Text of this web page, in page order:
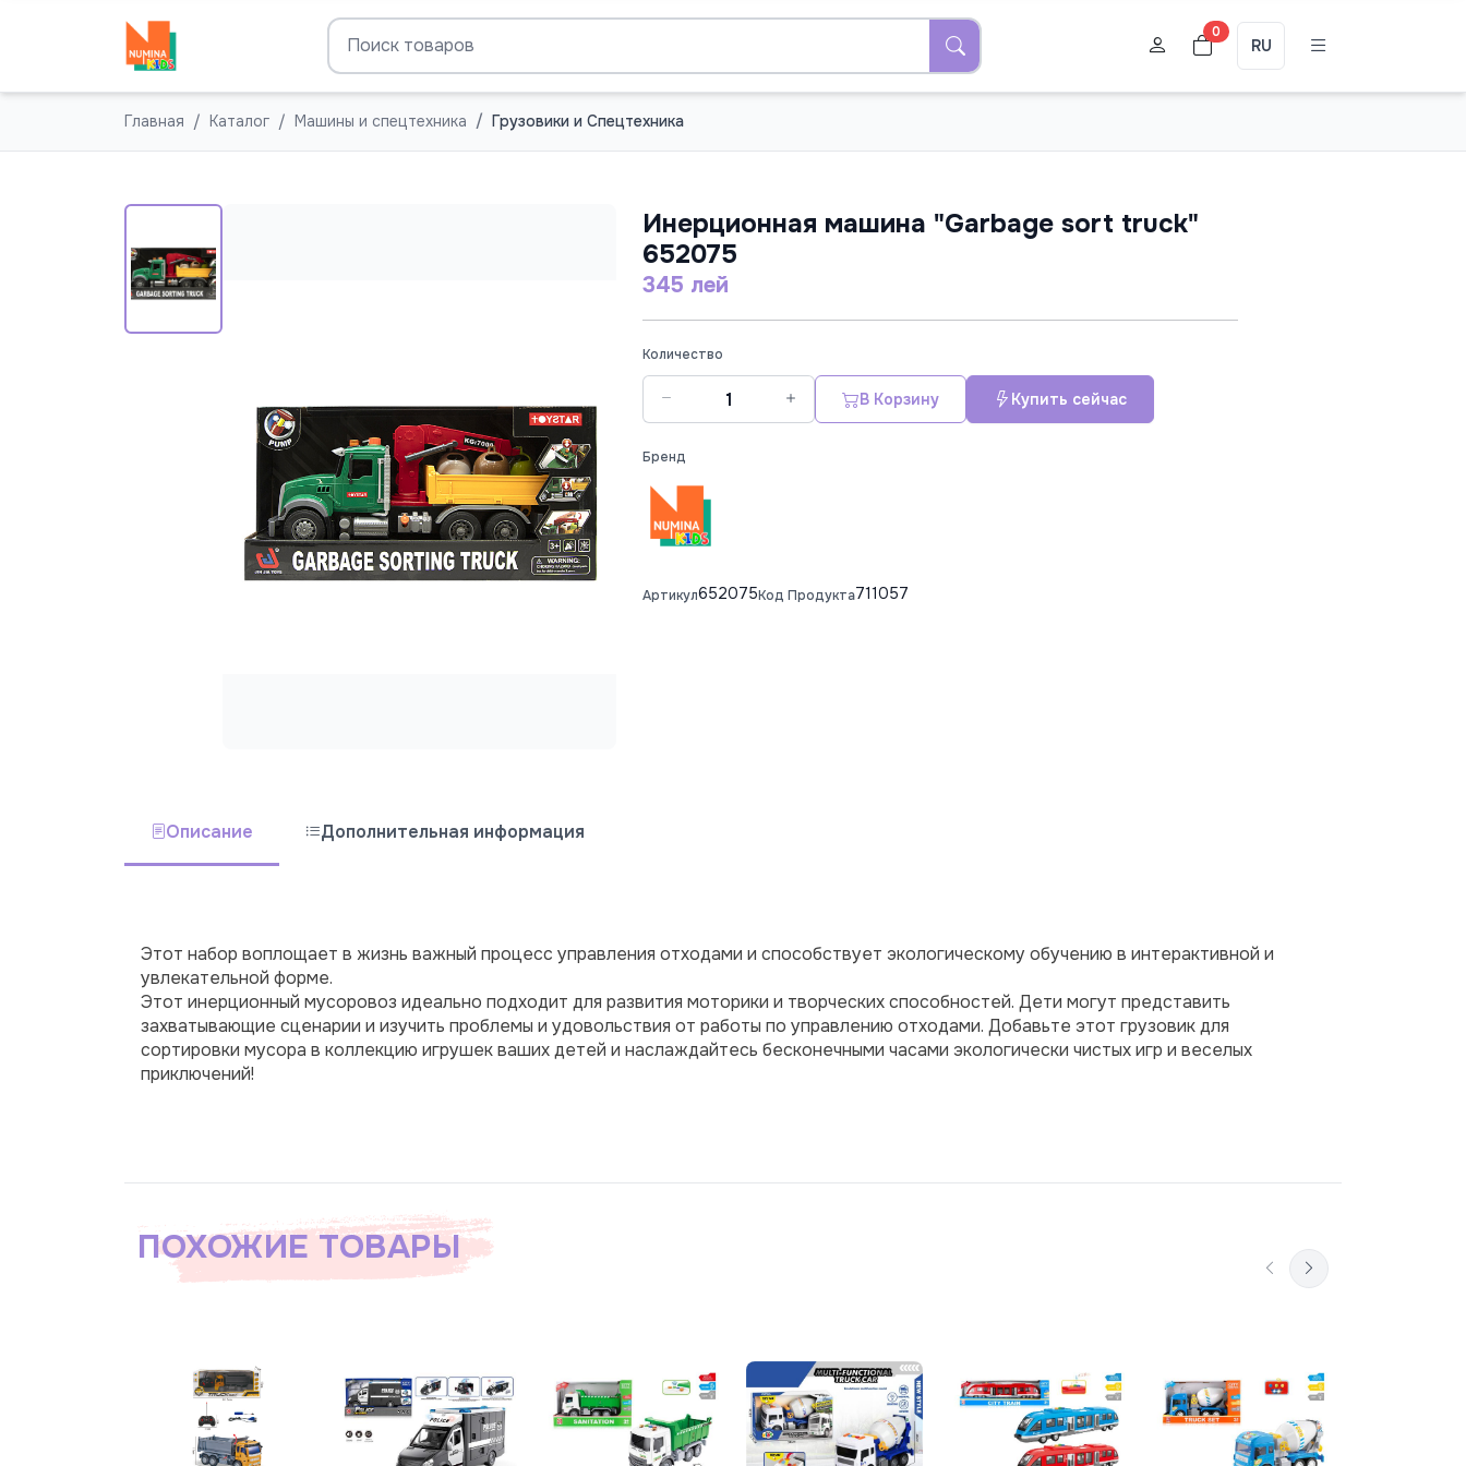
0
RU
Главная Каталог Машины и спецтехника Грузовики и Спецтехника
Инерционная машина "Garbage sort truck"
652075
345 лей
Количество
В Корзину Купить сейчас
Бренд
Артикул652075Код Продукта711057
Описание Дополнительная информация
Этот набор воплощает в жизнь важный процесс управления отходами и способствует экологическому обучению в интерактивной и
увлекательной форме.
Этот инерционный мусоровоз идеально подходит для развития моторики и творческих способностей. Дети могут представить
захватывающие сценарии и изучить проблемы и удовольствия от работы по управлению отходами. Добавьте этот грузовик для
сортировки мусора в коллекцию игрушек ваших детей и наслаждайтесь бесконечными часами экологически чистых игр и веселых
приключений!
ПОХОЖИЕ ТОВАРЫ